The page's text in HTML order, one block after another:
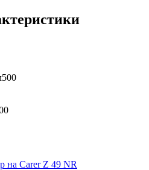
500
на Carer Z 49 NR